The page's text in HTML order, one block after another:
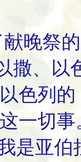
晚祭
撒、
色列
一切事
是亚